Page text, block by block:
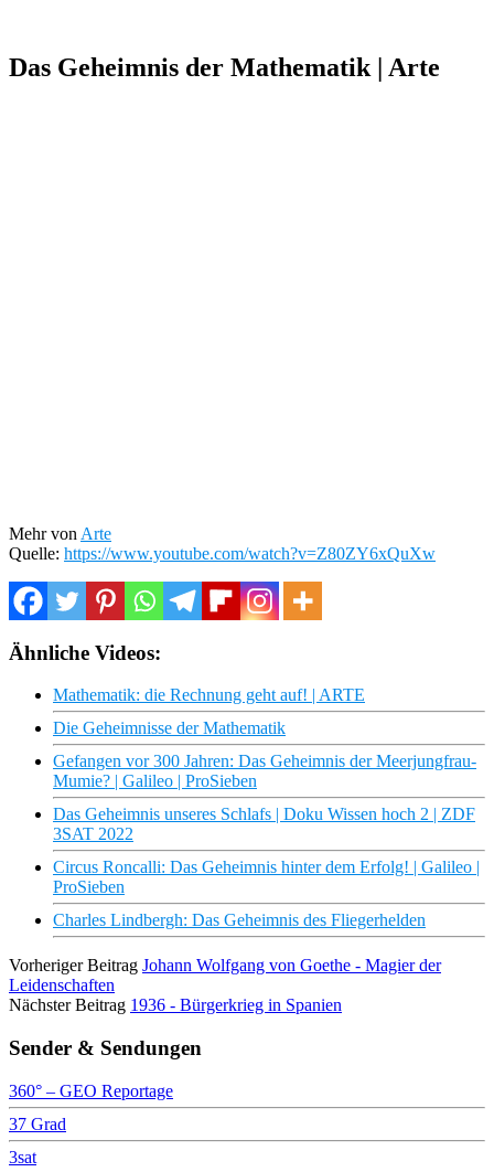
Das Geheimnis der Mathematik | Arte
Mehr von Arte
Quelle: https://www.youtube.com/watch?v=Z80ZY6xQuXw
Ähnliche Videos:
Mathematik: die Rechnung geht auf! | ARTE
Die Geheimnisse der Mathematik
Gefangen vor 300 Jahren: Das Geheimnis der Meerjungfrau-
Mumie? | Galileo | ProSieben
Das Geheimnis unseres Schlafs | Doku Wissen hoch 2 | ZDF
3SAT 2022
Circus Roncalli: Das Geheimnis hinter dem Erfolg! | Galileo |
ProSieben
Charles Lindbergh: Das Geheimnis des Fliegerhelden
Vorheriger Beitrag Johann Wolfgang von Goethe - Magier der
Leidenschaften
Nächster Beitrag 1936 - Bürgerkrieg in Spanien
Sender & Sendungen
360° – GEO Reportage
37 Grad
3sat